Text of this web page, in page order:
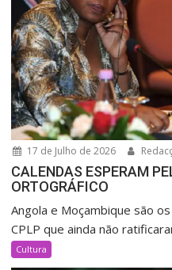
17 de Julho de 2026
CALENDAS ESPERAM
ORTOGRÁFICO
Angola e Moçambique são
CPLP que ainda não
Cultura